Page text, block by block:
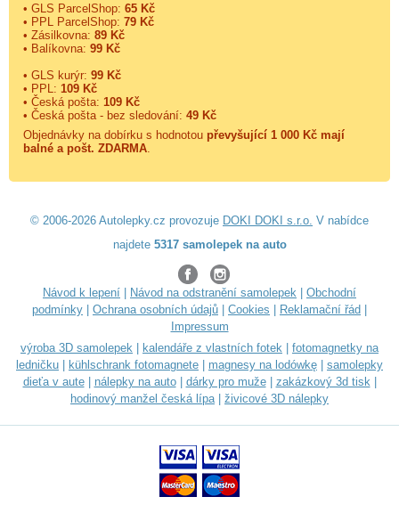
• GLS ParcelShop: 65 Kč
• PPL ParcelShop: 79 Kč
• Zásilkovna: 89 Kč
• Balíkovna: 99 Kč
• GLS kurýr: 99 Kč
• PPL: 109 Kč
• Česká pošta: 109 Kč
• Česká pošta - bez sledování: 49 Kč
Objednávky na dobírku s hodnotou převyšující 1 000 Kč mají
balné a pošt. ZDARMA
© 2006-2026 Autolepky.cz provozuje DOKI DOKI s.r.o. V nabídce
najdete 5317 samolepek na auto
Návod k lepení Návod na odstranění samolepek
Obchodní
podmínky
Ochrana osobních údajů Cookies Reklamační řád
Impressum
výroba 3D samolepek
kalendáře z vlastních fotek
fotomagnetky na
ledničku
kühlschrank fotomagnete magnesy na lodówkę
samolepky
dieťa v aute| nálepky na auto| dárky pro muže| zakázkový 3d tisk|
hodinový manžel česká lípa| živicové 3D nálepky